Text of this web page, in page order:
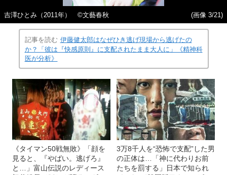
吉澤ひとみ（2011年） ©文藝春秋 (画像 3/21)
記事を読む 伊藤健太郎はなぜひき逃げ現場から逃げたの
か？「彼は『快感原則』に支配されたまま大人に」《精神科
医が分析》
《タイマン50戦無敗》「顔を
見ると、『やばい。逃げろ』
と…」富山伝説のレディース
3万8千人を“恐怖で支配”した男
の正体は…「神に代わりお前
たちを罰する」日本で知られ